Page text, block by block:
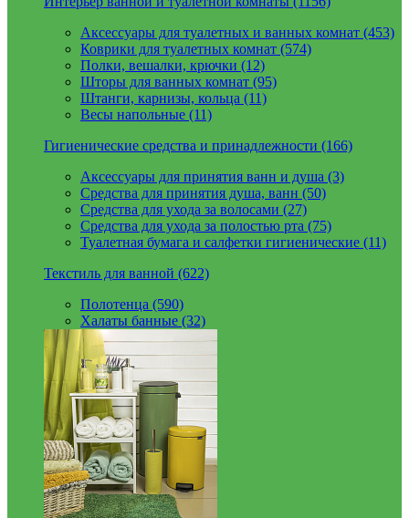
Аксессуары для туалетных и ванных комнат (453)
Коврики для туалетных комнат (574)
Полки, вешалки, крючки (12)
Шторы для ванных комнат (95)
Штанги, карнизы, кольца (11)
Весы напольные (11)
Гигиенические средства и принадлежности (166)
Аксессуары для принятия ванн и душа (3)
Средства для принятия душа, ванн (50)
Средства для ухода за волосами (27)
Средства для ухода за полостью рта (75)
Туалетная бумага и салфетки гигиенические (11)
Текстиль для ванной (622)
Полотенца (590)
Халаты банные (32)